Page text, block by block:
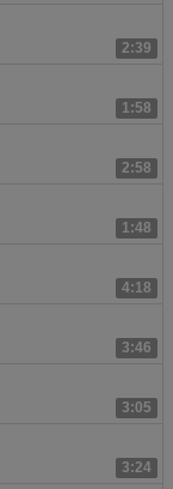
2:39
1:58
2:58
1:48
4:18
3:46
3:05
3:24